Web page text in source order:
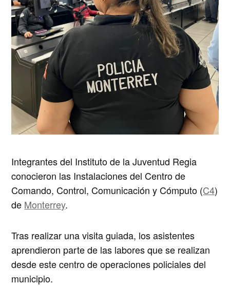
Integrantes del Instituto de la Juventud Regia
conocieron las Instalaciones del Centro de
Comando, Control, Comunicación y Cómputo (C4)
de Monterrey.
Tras realizar una visita guiada, los asistentes
aprendieron parte de las labores que se realizan
desde este centro de operaciones policiales del
municipio.